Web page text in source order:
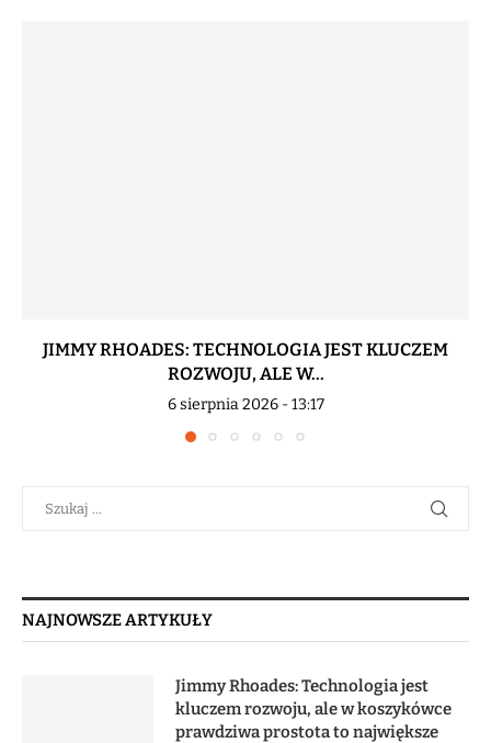
JIMMY RHOADES: TECHNOLOGIA JEST KLUCZEM
ROZWOJU, ALE W...
6 sierpnia 2026 - 13:17
NAJNOWSZE ARTYKUŁY
Jimmy Rhoades: Technologia jest
kluczem rozwoju, ale w koszykówce
prawdziwa prostota to największe